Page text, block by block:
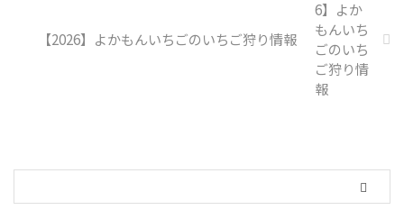
【2026】よかもんいちごのいちご狩り情報